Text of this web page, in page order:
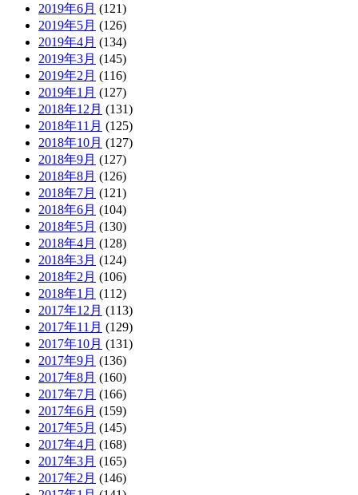
2019年6月 (121)
2019年5月 (126)
2019年4月 (134)
2019年3月 (145)
2019年2月 (116)
2019年1月 (127)
2018年12月 (131)
2018年11月 (125)
2018年10月 (127)
2018年9月 (127)
2018年8月 (126)
2018年7月 (121)
2018年6月 (104)
2018年5月 (130)
2018年4月 (128)
2018年3月 (124)
2018年2月 (106)
2018年1月 (112)
2017年12月 (113)
2017年11月 (129)
2017年10月 (131)
2017年9月 (136)
2017年8月 (160)
2017年7月 (166)
2017年6月 (159)
2017年5月 (145)
2017年4月 (168)
2017年3月 (165)
2017年2月 (146)